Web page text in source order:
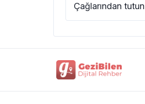
Çağlarından